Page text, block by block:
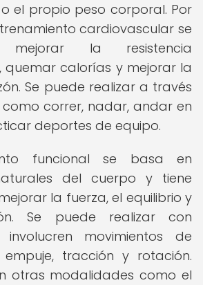
el propio peso corporal. Por
cardiovascular se
la resistencia
quemar calorías y mejorar la
Se puede realizar a través
correr, nadar, andar en
deportes de equipo.
funcional se basa en
del cuerpo y tiene
la fuerza, el equilibrio y
Se puede realizar con
movimientos de
empuje, tracción y rotación.
otras modalidades como el